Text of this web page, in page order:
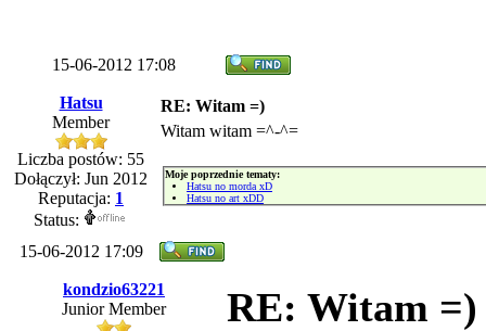
15-06-2012 17:08
Hatsu
Member
Liczba postów: 55
Dołączył: Jun 2012
Reputacja: 1
Status:
RE: Witam =)
Witam witam =^-^=
Moje poprzednie tematy:
Hatsu no morda xD
Hatsu no art xDD
15-06-2012 17:09
kondzio63221
Junior Member
RE: Witam =)